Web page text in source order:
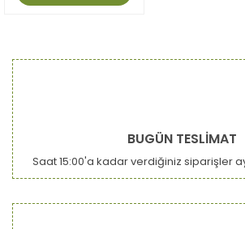
BUGÜN TESLİMAT
Saat 15:00'a kadar verdiğiniz siparişler